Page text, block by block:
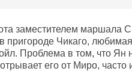
заместителем маршала
пригороде Чикаго,
Проблема в том, что Ян
его от Миро,